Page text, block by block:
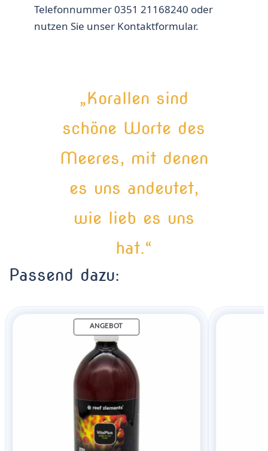
Telefonnummer 0351 21168240 oder
nutzen Sie unser Kontaktformular.
„Korallen sind
schöne Worte des
Meeres, mit denen
es uns andeutet,
wie lieb es uns
hat.“
Passend dazu:
ANGEBOT